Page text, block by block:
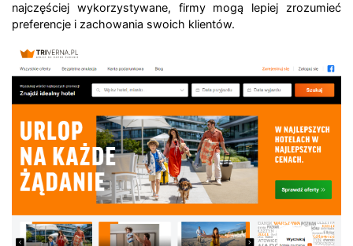
najczęściej wykorzystywane, firmy mogą lepiej zrozumieć
preferencje i zachowania swoich klientów.